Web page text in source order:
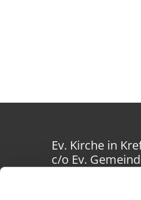
Ev. Kirche in
c/o Ev.